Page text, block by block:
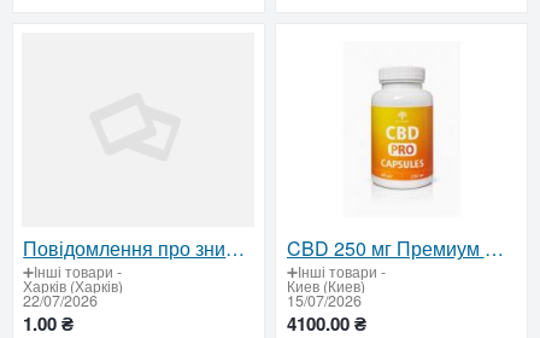
Повідомлення про знищення документів
➕Інші товари -
Харків (Харків)
22/07/2026
1.00 ₴
CBD 250 мг Премиум — 100 капсул. Высокая концентрация для спокойствия и восстановления
➕Інші товари -
Киев (Киев)
15/07/2026
4100.00 ₴